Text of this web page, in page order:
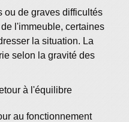
ou de graves difficultés
l'immeuble, certaines
la situation. La
selon la gravité des
à l'équilibre
au fonctionnement